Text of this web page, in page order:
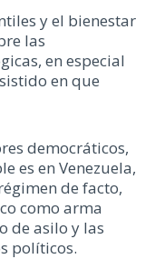
y el bienestar
las
en especial
en que
democráticos,
es en Venezuela,
de facto,
como arma
de asilo y las
políticos.